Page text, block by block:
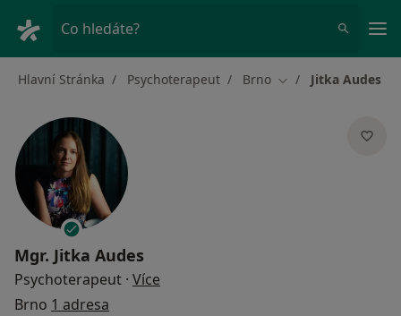
Co hledáte?
Hlavní Stránka Psychoterapeut Brno Změna města
Jitka Audes
Mgr. Jitka Audes
Psychoterapeut · Více
Brno 1 adresa